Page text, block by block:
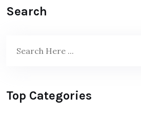
Search
Top Categories